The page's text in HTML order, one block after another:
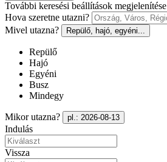
További keresési beállítások megjelenítése
Hova szeretne utazni?
Mivel utazna?
Repülő, hajó, egyéni...
Repülő
Hajó
Egyéni
Busz
Mindegy
Mikor utazna? pl.: 2026-08-13
Indulás
Vissza